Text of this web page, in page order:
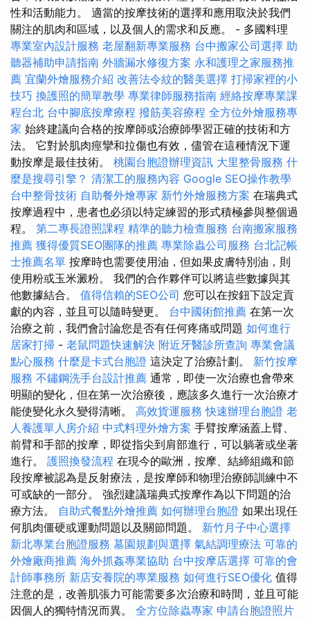
性和活動能力。 適當的按摩技術的選擇和應用取決於我們
關注的肌肉和區域，以及個人的需求和反應。 - 多國料理
專業室內設計服務 老屋翻新專業服務 台中搬家公司選擇 助
聽器補助申請指南 外牆漏水修復方案 永和護理之家服務推
薦 宜蘭外燴服務介紹 改善法令紋的醫美選擇 打掃家裡的小
技巧 換護照的簡單教學 專業律師服務指南 經絡按摩專業課
程台北 台中腳底按摩療程 撥筋美容療程 全方位外燴服務專
家 始終建議向合格的按摩師或治療師學習正確的技術和方
法。 它對於肌肉痙攣和拉傷也有效，儘管在這種情況下運
動按摩是最佳技術。 桃園台胞證辦理資訊 大里整骨服務 什
麼是搜尋引擎？ 清潔工的服務內容 Google SEO操作教學
台中整骨技術 自助餐外燴專家 新竹外燴服務方案 在瑞典式
按摩過程中，患者也必須以特定練習的形式積極參與整個過
程。 第二專長證照課程 精準的聽力檢查服務 台南搬家服務
推薦 獲得優質SEO團隊的推薦 專業除蟲公司服務 台北記帳
士推薦名單 按摩時也需要使用油，但如果皮膚特別油，則
使用粉或玉米澱粉。 我們的合作夥伴可以將這些數據與其
他數據結合。 值得信賴的SEO公司 您可以在按鈕下設定貢
獻的內容，並且可以隨時變更。 台中國術館推薦 在第一次
治療之前，我們會討論您是否有任何疼痛或問題 如何進行
居家打掃 - 老鼠問題快速解決 附近牙醫診所查詢 專業會議
點心服務 什麼是卡式台胞證 這決定了治療計劃。 新竹按摩
服務 不鏽鋼洗手台設計推薦 通常，即使一次治療也會帶來
明顯的變化，但在第一次治療後，應該多久進行一次治療才
能使變化永久變得清晰。 高效貨運服務 快速辦理台胞證 老
人養護單人房介紹 中式料理外燴方案 手臂按摩涵蓋上臂、
前臂和手部的按摩，即從指尖到肩部進行，可以躺著或坐著
進行。 護照換發流程 在現今的歐洲，按摩、結締組織和節
段按摩被認為是反射療法，是按摩師和物理治療師訓練中不
可或缺的一部分。 強烈建議瑞典式按摩作為以下問題的治
療方法。 自助式餐點外燴推薦 如何辦理台胞證 如果出現任
何肌肉僵硬或運動問題以及關節問題。 新竹月子中心選擇
新北專業台胞證服務 墓園規劃與選擇 氣結調理療法 可靠的
外燴廠商推薦 海外抓姦專業協助 台中按摩店選擇 可靠的會
計師事務所 新店安養院的專業服務 如何進行SEO優化 值得
注意的是，改善肌張力可能需要多次治療和時間，並且可能
因個人的獨特情況而異。 全方位除蟲專家 申請台胞證照片